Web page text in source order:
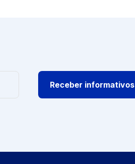
Receber informativos